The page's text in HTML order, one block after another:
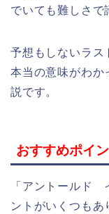
でいても難しさで
予想もしないラス
本当の意味がわか
説です。
おすすめポイ
「アントールド
ントがいくつもあ